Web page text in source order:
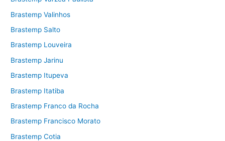
Brastemp Valinhos
Brastemp Salto
Brastemp Louveira
Brastemp Jarinu
Brastemp Itupeva
Brastemp Itatiba
Brastemp Franco da Rocha
Brastemp Francisco Morato
Brastemp Cotia